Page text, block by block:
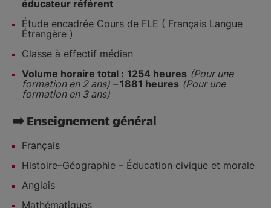
éducateur référent
Étude encadrée Cours de FLE ( Français Langue
Étrangère )
Classe à effectif médian
Volume horaire total : 1254 heures (Pour une
formation en 2 ans) – 1881 heures (Pour une
formation en 3 ans)
➡️ Enseignement général
Français
Histoire–Géographie – Éducation civique et morale
Anglais
Mathématiques